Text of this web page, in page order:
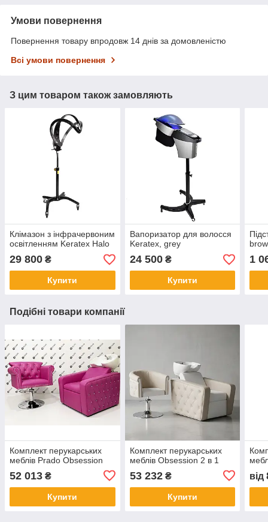
Умови повернення
Повернення товару впродовж 14 днів за домовленістю
Всі умови повернення
З цим товаром також замовляють
Клімазон з інфрачервоним
освітленням Keratex Halo
29 800 ₴
Купити
Вапоризатор для волосся
Keratex, grey
24 500₴
Купити
1
Подібні товари компанії
Комплект перукарських
меблів Prado Obsession
52 013 ₴
Купити
Комплект перукарських
меблів Obsession 2 в 1
53 232₴
Купити
від